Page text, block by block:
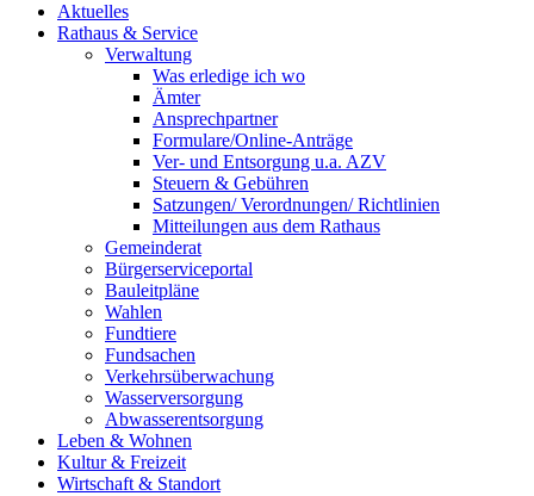
Aktuelles
Rathaus & Service
Verwaltung
Was erledige ich wo
Ämter
Ansprechpartner
Formulare/Online-Anträge
Ver- und Entsorgung u.a. AZV
Steuern & Gebühren
Satzungen/ Verordnungen/ Richtlinien
Mitteilungen aus dem Rathaus
Gemeinderat
Bürgerserviceportal
Bauleitpläne
Wahlen
Fundtiere
Fundsachen
Verkehrsüberwachung
Wasserversorgung
Abwasserentsorgung
Leben & Wohnen
Kultur & Freizeit
Wirtschaft & Standort